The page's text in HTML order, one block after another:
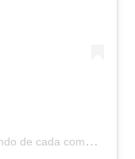
Una publicación compartida de Haciendo de cada comuna Un Gran Lugar Para Crecer ✨ (@ungranlugarparacrecer)